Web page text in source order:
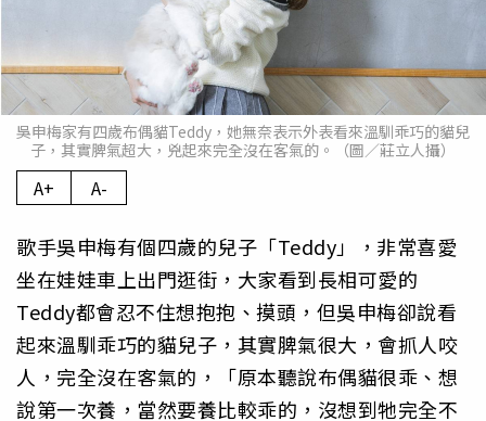
吳申梅家有四歲布偶貓Teddy，她無奈表示外表看來溫馴乖巧的貓兒
子，其實脾氣超大，兇起來完全沒在客氣的。（圖／莊立人攝）
A+ A-
歌手吳申梅有個四歲的兒子「Teddy」，非常喜愛
坐在娃娃車上出門逛街，大家看到長相可愛的
Teddy都會忍不住想抱抱、摸頭，但吳申梅卻說看
起來溫馴乖巧的貓兒子，其實脾氣很大，會抓人咬
人，完全沒在客氣的，「原本聽說布偶貓很乖、想
說第一次養，當然要養比較乖的，沒想到牠完全不